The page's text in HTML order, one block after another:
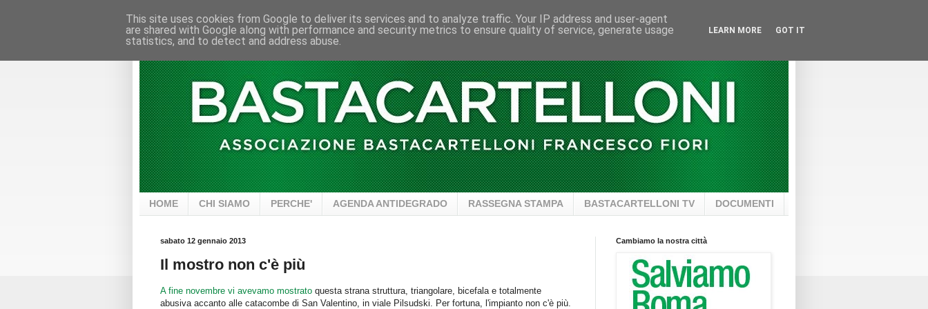
HOME CHI SIAMO PERCHE' AGENDA ANTIDEGRADO RASSEGNA STAMPA BASTACARTELLONI TV DOCUMENTI
sabato 12 gennaio 2013
Il mostro non c'è più
A fine novembre vi avevamo mostrato questa strana struttura, triangolare, bicefala e totalmente
abusiva accanto alle catacombe di San Valentino, in viale Pilsudski. Per fortuna, l'impianto non c'è più.
Cambiamo la nostra città
This site uses cookies from Google to deliver its services and to analyze traffic. Your IP address and user-agent
are shared with Google along with performance and security metrics to ensure quality of service, generate usage
statistics, and to detect and address abuse.
LEARN MORE GOT IT